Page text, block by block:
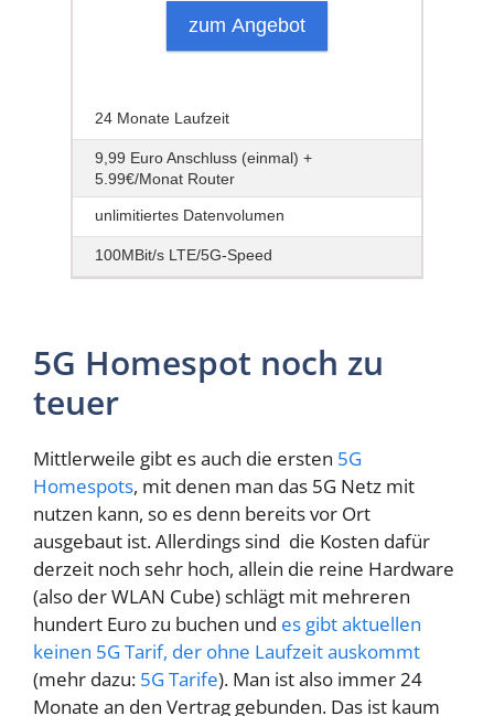
zum Angebot
24 Monate Laufzeit
9,99 Euro Anschluss (einmal) +
5.99€/Monat Router
unlimitiertes Datenvolumen
100MBit/s LTE/5G-Speed
5G Homespot noch zu
teuer
Mittlerweile gibt es auch die ersten 5G
Homespots, mit denen man das 5G Netz mit
nutzen kann, so es denn bereits vor Ort
ausgebaut ist. Allerdings sind die Kosten dafür
derzeit noch sehr hoch, allein die reine Hardware
(also der WLAN Cube) schlägt mit mehreren
hundert Euro zu buchen und es gibt aktuellen
keinen 5G Tarif, der ohne Laufzeit auskommt
(mehr dazu: 5G Tarife). Man ist also immer 24
Monate an den Vertrag gebunden. Das ist kaum